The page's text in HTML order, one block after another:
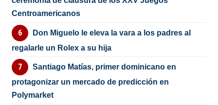
Centroamericanos
Don Miguelo le eleva la vara a los padres al
regalarle un Rolex a su hija
Santiago Matías, primer dominicano en
protagonizar un mercado de predicción en
Polymarket